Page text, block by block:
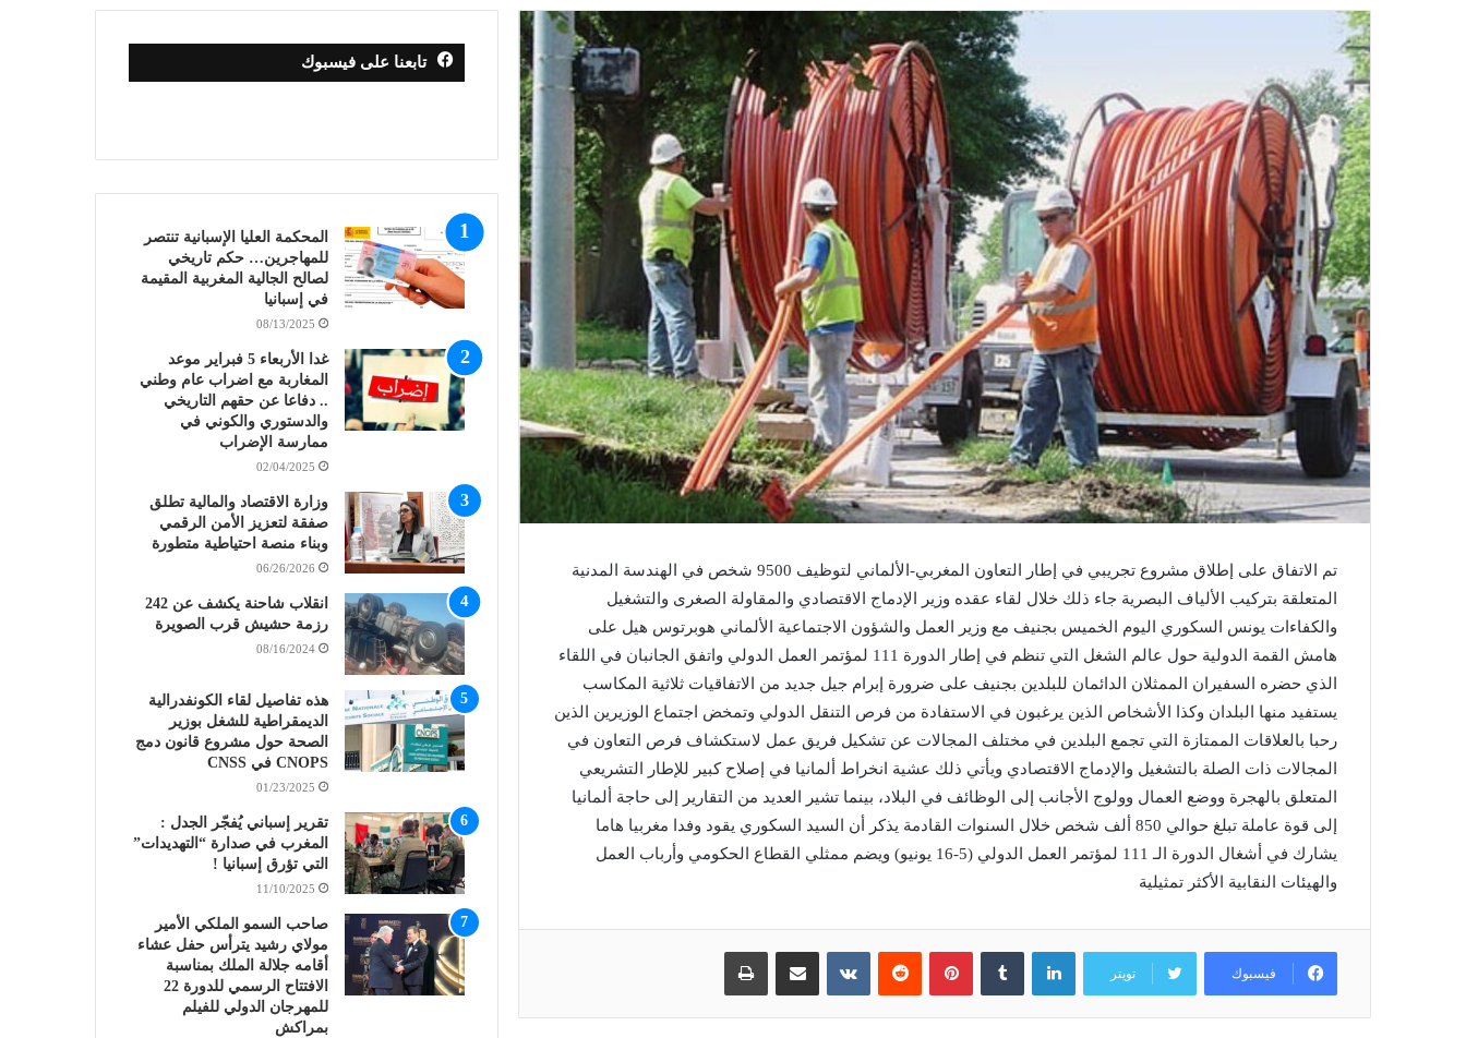
تم الاتفاق على إطلاق مشروع تجريبي في إطار التعاون المغربي-الألماني لتوظيف 9500 شخص في الهندسة المدنية
المتعلقة بتركيب الألياف البصرية جاء ذلك خلال لقاء عقده وزير الإدماج الاقتصادي والمقاولة الصغرى والتشغيل
والكفاءات يونس السكوري اليوم الخميس بجنيف مع وزير العمل والشؤون الاجتماعية الألماني هوبرتوس هيل على
هامش القمة الدولية حول عالم الشغل التي تنظم في إطار الدورة 111 لمؤتمر العمل الدولي واتفق الجانبان في اللقاء
الذي حضره السفيران الممثلان الدائمان للبلدين بجنيف على ضرورة إبرام جيل جديد من الاتفاقيات ثلاثية المكاسب
يستفيد منها البلدان وكذا الأشخاص الذين يرغبون في الاستفادة من فرص التنقل الدولي وتمخض اجتماع الوزيرين الذين
رحبا بالعلاقات الممتازة التي تجمع البلدين في مختلف المجالات عن تشكيل فريق عمل لاستكشاف فرص التعاون في
المجالات ذات الصلة بالتشغيل والإدماج الاقتصادي ويأتي ذلك عشية انخراط ألمانيا في إصلاح كبير للإطار التشريعي
المتعلق بالهجرة ووضع العمال وولوج الأجانب إلى الوظائف في البلاد، بينما تشير العديد من التقارير إلى حاجة ألمانيا
إلى قوة عاملة تبلغ حوالي 850 ألف شخص خلال السنوات القادمة يذكر أن السيد السكوري يقود وفدا مغربيا هاما
يشارك في أشغال الدورة الـ 111 لمؤتمر العمل الدولي (5-16 يونيو) ويضم ممثلي القطاع الحكومي وأرباب العمل
والهيئات النقابية الأكثر تمثيلية
فيسبوك تويتر
لينكدإن بينتيريست مشاركة عبر البريد طباعة
تابعنا على فيسبوك
المحكمة العليا الإسبانية تنتصر
للمهاجرين… حكم تاريخي
لصالح الجالية المغربية المقيمة
في إسبانيا
08/13/2025
غدا الأربعاء 5 فبراير موعد
المغاربة مع اضراب عام وطني
.. دفاعا عن حقهم التاريخي
والدستوري والكوني في
ممارسة الإضراب
02/04/2025
وزارة الاقتصاد والمالية تطلق
صفقة لتعزيز الأمن الرقمي
وبناء منصة احتياطية متطورة
06/26/2026
انقلاب شاحنة يكشف عن 242
رزمة حشيش قرب الصويرة
08/16/2024
هذه تفاصيل لقاء الكونفدرالية
الديمقراطية للشغل بوزير
الصحة حول مشروع قانون دمج
CNOPS في CNSS
01/23/2025
تقرير إسباني يُفجّر الجدل :
المغرب في صدارة “التهديدات”
التي تؤرق إسبانيا !
11/10/2025
صاحب السمو الملكي الأمير
مولاي رشيد يترأس حفل عشاء
أقامه جلالة الملك بمناسبة
الافتتاح الرسمي للدورة 22
للمهرجان الدولي للفيلم
بمراكش